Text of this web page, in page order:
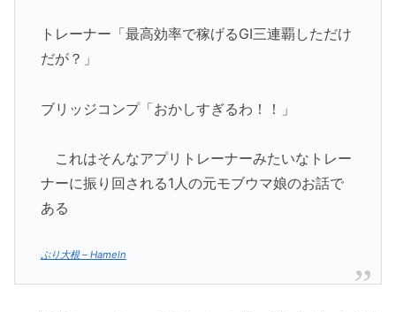
トレーナー「最高効率で稼げるGI三連覇しただけ
だが？」
ブリッジコンプ「おかしすぎるわ！！」
これはそんなアプリトレーナーみたいなトレー
ナーに振り回される1人の元モブウマ娘のお話で
ある
ぶり大根 – Hameln